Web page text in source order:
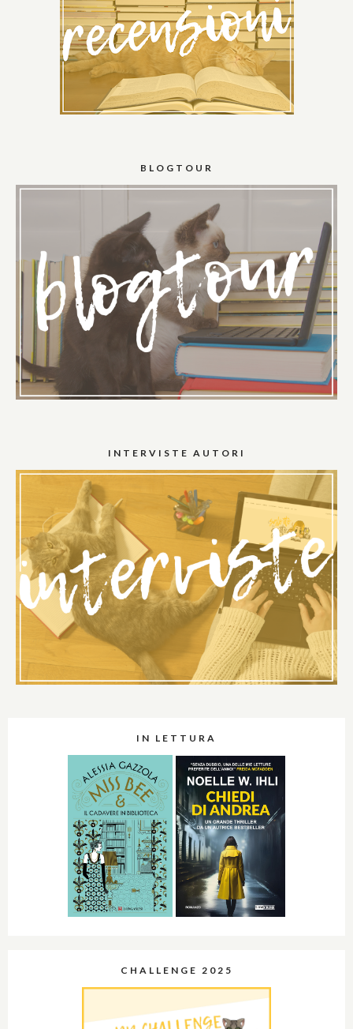
BLOGTOUR
INTERVISTE AUTORI
IN LETTURA
CHALLENGE 2025